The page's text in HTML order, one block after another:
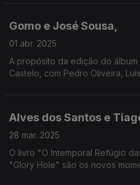
Gomo e José Sousa,
01 abr. 2025
A propósito da edição do
Castelo, com Pedro Oliveira,
Alves dos Santos e
28 mar. 2025
O livro "O Intemporal Refúgio
"Glory Hole" são os novos